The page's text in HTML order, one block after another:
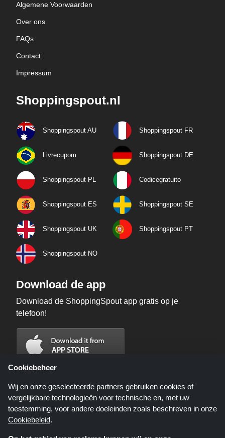
Algemene Voorwaarden
Over ons
FAQs
Contact
Impressum
Shoppingspout.nl
Shoppingspout AU Shoppingspout FR
Livrecupom Shoppingspout DE
Shoppingspout PL Codicegratuito
Shoppingspout ES Shoppingspout SE
Shoppingspout UK Shoppingspout PT
Shoppingspout NO
Download de app
Download de ShoppingSpout app gratis op je
telefoon!
Cookiebeheer
Wij en onze geselecteerde partners gebruiken cookies of
vergelijkbare technologieën voor technische en, met uw
toestemming, voor andere doeleinden zoals beschreven in onze
Cookiebeleid.